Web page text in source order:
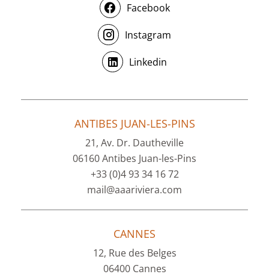
Facebook
Instagram
Linkedin
ANTIBES JUAN-LES-PINS
21, Av. Dr. Dautheville
06160 Antibes Juan-les-Pins
+33 (0)4 93 34 16 72
mail@aaariviera.com
CANNES
12, Rue des Belges
06400 Cannes